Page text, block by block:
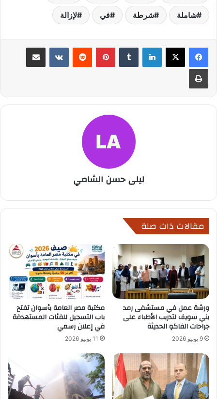
شاملة شرطة في لإزالة
لينكدإن بينتيريست مشاركة عبر البريد
طباعة
ليلى حسن الشامي
مقالات ذات صلة
ورشة عمل في مستشفى رمد
بني سويف لتدريب الأطباء على
جراحات الفاكو الحديثة
9 يونيو 2026
مكتبة مصر العامة بأسوان تفتح
باب التسجيل للفئات المستهدفة
في إعلان رسمي
11 يونيو 2026